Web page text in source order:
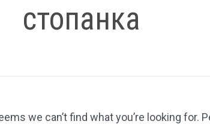
стопанка
we can’t find what you’re looking for.